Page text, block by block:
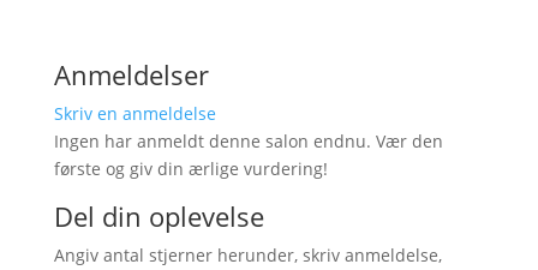
Anmeldelser
Skriv en anmeldelse
Ingen har anmeldt denne salon endnu. Vær den
første og giv din ærlige vurdering!
Del din oplevelse
Angiv antal stjerner herunder, skriv anmeldelse,